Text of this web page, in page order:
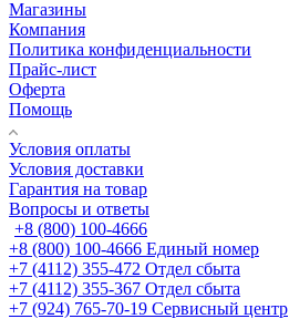
Магазины
Компания
Политика конфиденциальности
Прайс-лист
Оферта
Помощь
Условия оплаты
Условия доставки
Гарантия на товар
Вопросы и ответы
+8 (800) 100-4666
+8 (800) 100-4666 Единый номер
+7 (4112) 355-472 Отдел сбыта
+7 (4112) 355-367 Отдел сбыта
+7 (924) 765-70-19 Сервисный центр